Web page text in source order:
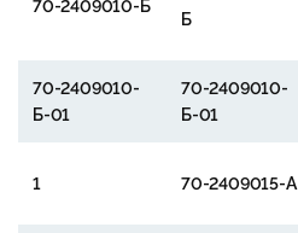
70-2409010-Б
Б
70-2409010-
Б-01
70-2409010-
Б-01
1 70-2409015-А